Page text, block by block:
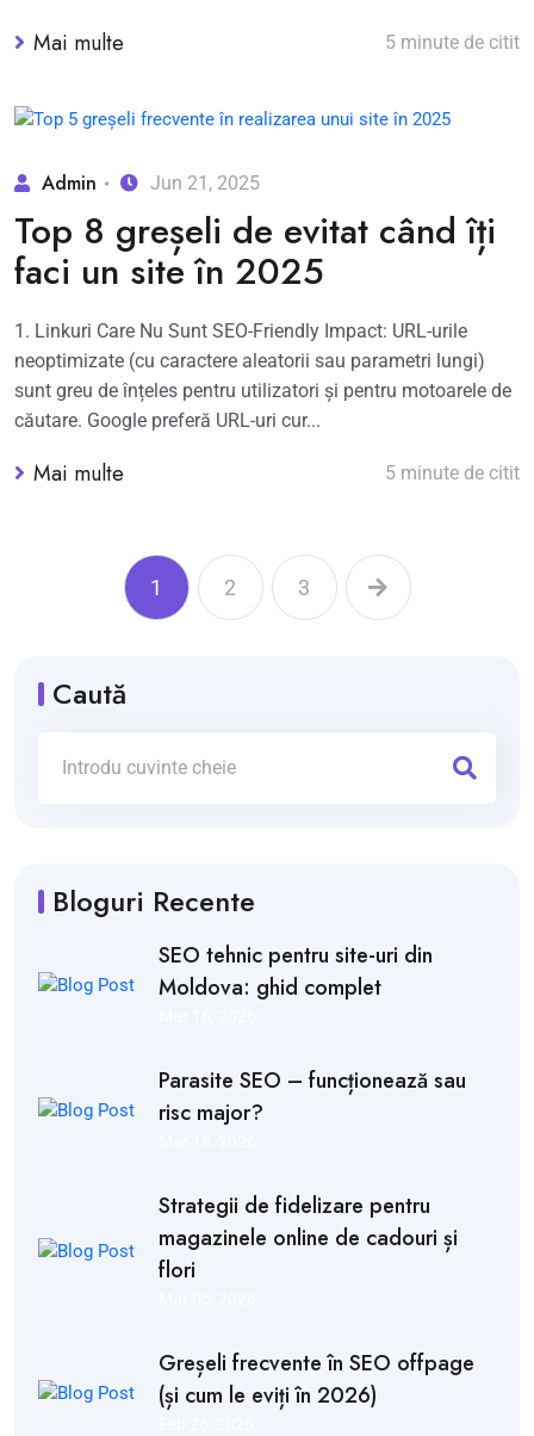
Mai multe 5 minute de citit
Admin Jun 21, 2025
Top 8 greșeli de evitat când îți
faci un site în 2025
1. Linkuri Care Nu Sunt SEO-Friendly Impact: URL-urile
neoptimizate (cu caractere aleatorii sau parametri lungi)
sunt greu de înțeles pentru utilizatori și pentru motoarele de
căutare. Google preferă URL-uri cur...
Mai multe 5 minute de citit
1 2 3
Caută
Bloguri Recente
SEO tehnic pentru site-uri din
Moldova: ghid complet
Parasite SEO – funcționează sau
risc major?
Strategii de fidelizare pentru
magazinele online de cadouri și
flori
Greșeli frecvente în SEO offpage
(și cum le eviți în 2026)